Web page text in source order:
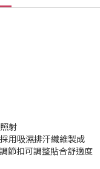
射
用吸濕排汗纖維製成
節扣可調整貼合舒適度